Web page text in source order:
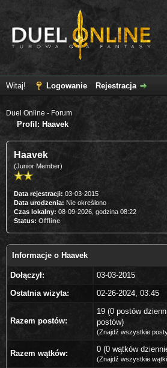
Witaj! Logowanie Rejestracja
Duel Online - Forum
Profil: Haavek
Haavek
(Junior Member)
Data rejestracji: 03-03-2015
Data urodzenia: Nie określono
Czas lokalny: 08-09-2026, godzina 08:22
Status: Offline
Informacje o Haavek
Dołączył:
03-03-2015
Ostatnia wizyta:
02-26-2024, 03:45
Razem postów:
19 (0 postów
postów)
(Znajdź wszystkie
Razem wątków: 0 (0 wątków
(Znajdź wszystkie wątki